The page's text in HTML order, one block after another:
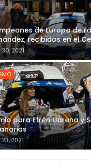
de Europa de
recibidos en el
2021
para Efrén Llarena y
2021